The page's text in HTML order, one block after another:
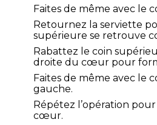
Faites de même avec le
Retournez la serviette
supérieure se retrouve
Rabattez le coin
droite du cœur pour
Faites de même avec le
gauche.
Répétez l’opération
cœur.